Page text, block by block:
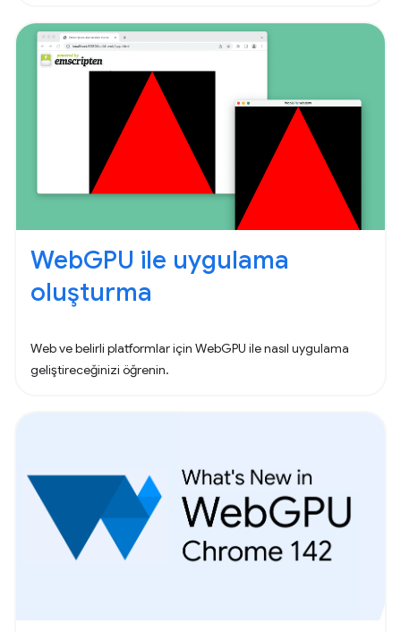
WebGPU ile uygulama
oluşturma
Web ve belirli platformlar için WebGPU ile nasıl uygulama
geliştireceğinizi öğrenin.